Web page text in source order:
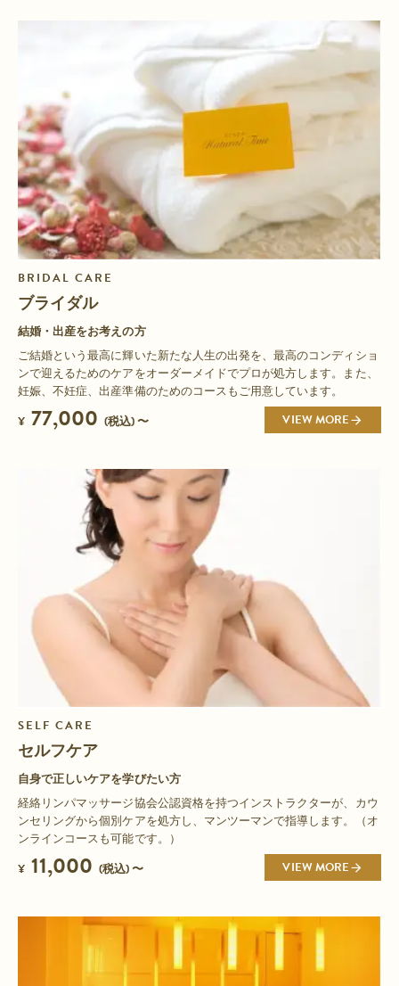
BRIDAL CARE
ブライダル
結婚・出産をお考えの方
ご結婚という最高に輝いた新たな人生の出発を、最高のコンディショ
ンで迎えるためのケアをオーダーメイドでプロが処方します。また、
妊娠、不妊症、出産準備のためのコースもご用意しています。
¥ 77,000 (税込) 〜 VIEW MORE
SELF CARE
セルフケア
自身で正しいケアを学びたい方
経絡リンパマッサージ協会公認資格を持つインストラクターが、カウ
ンセリングから個別ケアを処方し、マンツーマンで指導します。（オ
ンラインコースも可能です。）
¥ 11,000 (税込) 〜 VIEW MORE